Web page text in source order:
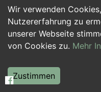
Wir verwenden
Nutzererfahrung zu
unserer Webseite
von Cookies zu. Mehr
Zustimmen
Personalwesen
Hilfskräfte, Aushilfs-
Weiterbildung,